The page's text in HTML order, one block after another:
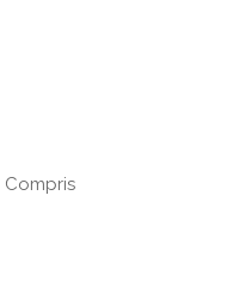
Compris